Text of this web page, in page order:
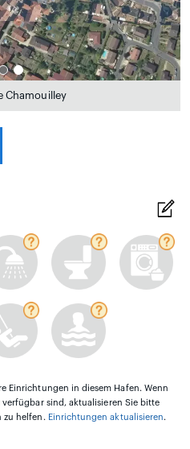
Chamouilley
Einrichtungen in diesem Hafen. Wenn
sind, aktualisieren Sie bitte
zu helfen. Einrichtungen aktualisieren.